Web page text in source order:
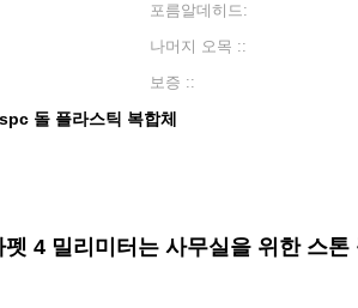
포름알데히드:
나머지 오목 ::
보증 ::
돌 플라스틱 복합체
4 밀리미터는 사무실을 위한 스